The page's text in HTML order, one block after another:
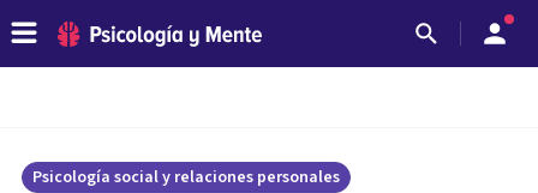
Psicología social y relaciones personales